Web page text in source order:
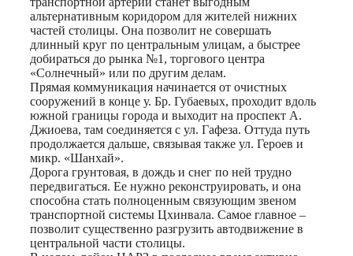
альтернативным коридором для жителей нижних
частей столицы. Она позволит не совершать
длинный круг по центральным улицам, а быстрее
добираться до рынка №1, торгового центра
«Солнечный» или по другим делам.
Прямая коммуникация начинается от очистных
сооружений в конце у. Бр. Губаевых, проходит вдоль
южной границы города и выходит на проспект А.
Джиоева, там соединяется с ул. Гафеза. Оттуда путь
продолжается дальше, связывая также ул. Героев и
микр. «Шанхай».
Дорога грунтовая, в дождь и снег по ней трудно
передвигаться. Ее нужно реконструировать, и она
способна стать полноценным связующим звеном
транспортной системы Цхинвала. Самое главное –
позволит существенно разгрузить автодвижение в
центральной части столицы.